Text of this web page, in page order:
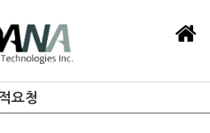
요청